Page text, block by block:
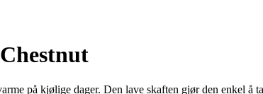
på kjølige dager. Den lave skaften gjør den enkel å